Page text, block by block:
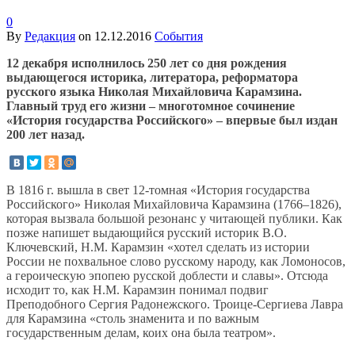
0
By Редакция on 12.12.2016 События
12 декабря исполнилось 250 лет со дня рождения
выдающегося историка, литератора, реформатора
русского языка Николая Михайловича Карамзина.
Главный труд его жизни – многотомное сочинение
«История государства Российского» – впервые был издан
200 лет назад.
В 1816 г. вышла в свет 12-томная «История государства
Российского» Николая Михайловича Карамзина (1766–1826),
которая вызвала большой резонанс у читающей публики. Как
позже напишет выдающийся русский историк В.О.
Ключевский, Н.М. Карамзин «хотел сделать из истории
России не похвальное слово русскому народу, как Ломоносов,
а героическую эпопею русской доблести и славы». Отсюда
исходит то, как Н.М. Карамзин понимал подвиг
Преподобного Сергия Радонежского. Троице-Сергиева Лавра
для Карамзина «столь знаменита и по важным
государственным делам, коих она была театром».